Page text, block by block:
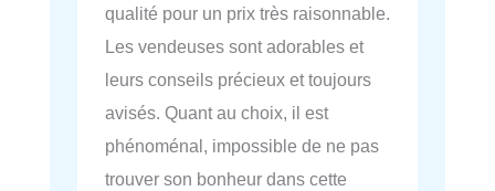
qualité pour un prix très raisonnable.
Les vendeuses sont adorables et
leurs conseils précieux et toujours
avisés. Quant au choix, il est
phénoménal, impossible de ne pas
trouver son bonheur dans cette